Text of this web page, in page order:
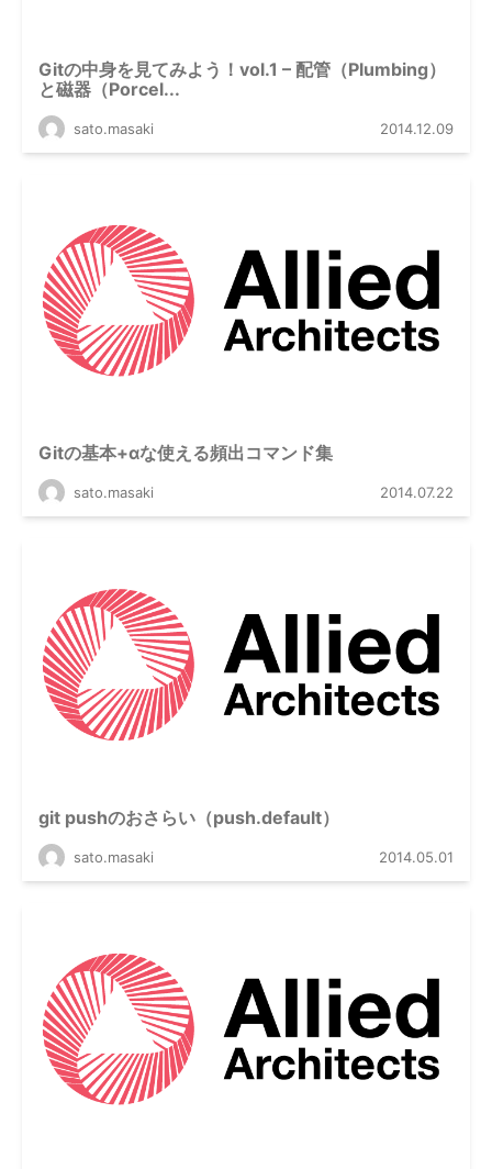
Gitの中身を見てみよう！vol.1 – 配管（Plumbing）
と磁器（Porcel...
sato.masaki 2014.12.09
Gitの基本+αな使える頻出コマンド集
sato.masaki 2014.07.22
git pushのおさらい（push.default）
sato.masaki 2014.05.01